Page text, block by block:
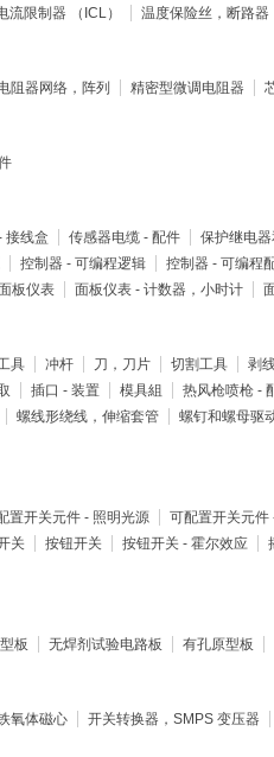
流限制器 （ICL） 温度保险丝，断路器
阻器网络，阵列 精密型微调电阻器
接线盒 传感器电缆 - 配件
保护继电
控制器 - 可编程逻辑
控制器 - 可编程
板仪表 面板仪表 - 计数器，小时计
具 冲杆 刀，刀片 切割工具
剥
插口 - 装置 模具組
热风枪喷枪 -
螺线形绕线，伸缩套管
螺钉和螺母驱
置开关元件 - 照明光源
可配置开关元件
关 按钮开关 按钮开关 - 霍尔效应
板 无焊剂试验电路板 有孔原型板
氧体磁心 开关转换器，SMPS 变压器